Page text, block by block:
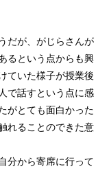
だが、がじらさんが
るという点からも興
ていた様子が授業後
で話すという点に感
がとても面白かった
れることのできた意
分から寄席に行って